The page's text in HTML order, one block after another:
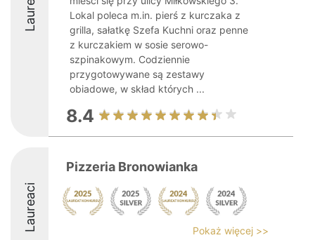
Lokal poleca m.in. pierś z kurczaka z
grilla, sałatkę Szefa Kuchni oraz penne
z kurczakiem w sosie serowo-
szpinakowym. Codziennie
przygotowywane są zestawy
obiadowe, w skład których ...
8.4
Laureaci
Pizzeria Bronowianka
Pokaż więcej >>